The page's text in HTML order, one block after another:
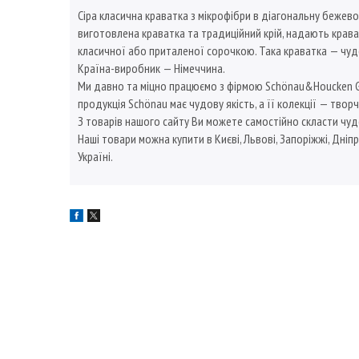
Сіра класична краватка з мікрофібри в діагональну
виготовлена краватка та традиційний крій, надають
класичної або приталеної сорочкою. Така краватка —
Країна-виробник — Німеччина.
Ми давно та міцно працюємо з фірмою Schönau&Houcken
продукція Schönau має чудову якість, а її колекції —
З товарів нашого сайту Ви можете самостійно скласти
Наші товари можна купити в Києві, Львові, Запоріжжі,
Україні.